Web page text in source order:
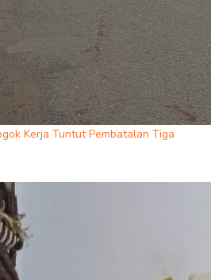
Kerja Tuntut Pembatalan Tiga